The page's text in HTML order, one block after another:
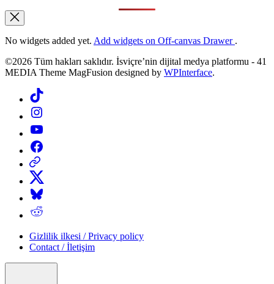
No widgets added yet. Add widgets on Off-canvas Drawer .
©2026 Tüm hakları saklıdır. İsviçre’nin dijital medya platformu - 41
MEDIA Theme MagFusion designed by WPInterface.
Tiktok
Instagram
YouTube
Facebook
Threads
X
Bluesky
Reddit
Gizlilik ilkesi / Privacy policy
Contact / İletişim